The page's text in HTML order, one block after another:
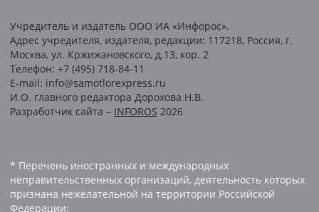
Учредитель и издатель ООО ИА «Инфорос».
Адрес учредителя, издателя, редакции: 117218, Россия, г.
Москва, ул. Кржижановского, д.13, кор. 2
Телефон: +7 (495) 718-84-11
E-mail: info@samotlorexpress.ru
И.О. главного редактора Дорохова Н.В.
Разработчик сайта – INFOROS 2026
* Перечень иностранных и международных
неправительственных организаций, деятельность которых
признана нежелательной на территории Российской
Федерации: